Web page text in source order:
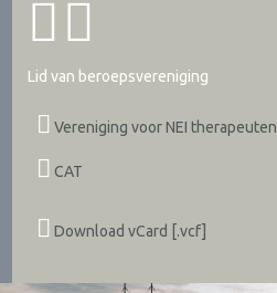
Lid van beroepsvereniging
Vereniging voor NEI therapeuten
CAT
Download vCard [.vcf]